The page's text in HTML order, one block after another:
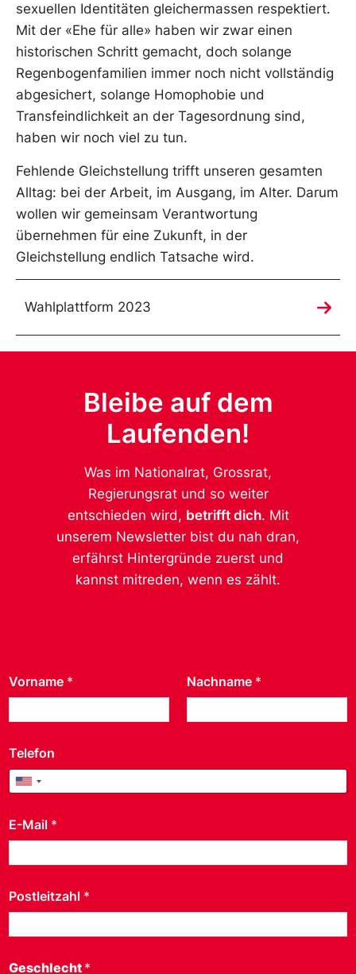
sexuellen Identitäten gleichermassen respektiert.
Mit der «Ehe für alle» haben wir zwar einen
historischen Schritt gemacht, doch solange
Regenbogenfamilien immer noch nicht vollständig
abgesichert, solange Homophobie und
Transfeindlichkeit an der Tagesordnung sind,
haben wir noch viel zu tun.
Fehlende Gleichstellung trifft unseren gesamten
Alltag: bei der Arbeit, im Ausgang, im Alter. Darum
wollen wir gemeinsam Verantwortung
übernehmen für eine Zukunft, in der
Gleichstellung endlich Tatsache wird.
Wahlplattform 2023
Bleibe auf dem
Laufenden!
Was im Nationalrat, Grossrat,
Regierungsrat und so weiter
entschieden wird, betrifft dich. Mit
unserem Newsletter bist du nah dran,
erfährst Hintergründe zuerst und
kannst mitreden, wenn es zählt.
Vorname * Nachname *
Telefon
United States +1
E-Mail *
Postleitzahl *
Geschlecht *